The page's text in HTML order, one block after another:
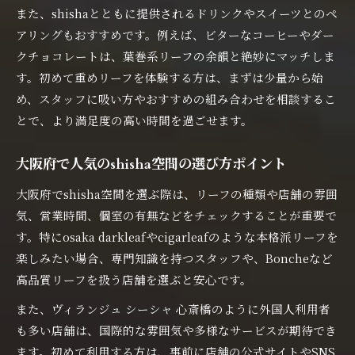
また、shishaとともに提供されるドリンクやスイーツとのペ
アリングもおすすめです。例えば、ビターなコーヒーやダー
クチョコレートは、葉巻系リーフの余韻と絶妙にマッチしま
す。初めて重めリーフを体験する方は、まずは少量から始
め、スタッフに吸い方やおすすめの組み合わせを相談するこ
とで、より満足度の高い時間を過ごせます。
大阪府で人気のshisha空間の選び方ポイント
大阪府でshisha空間を選ぶ際は、リーフの種類や店舗の雰囲
気、営業時間、個室の有無などをチェックすることが重要で
す。特にosaka darkleafやcigarleafのような本格派リーフを
楽しみたい場合、専門知識を持つスタッフや、Boncheなど
高品質リーフを扱う店舗を選ぶと安心です。
また、ヴィランジュ シーシャ 心斎橋のように外国人利用者
も多い店舗は、国際的な雰囲気や多様なサービスが期待でき
ます。初めて利用する方は、事前に店舗の公式サイトやSNS